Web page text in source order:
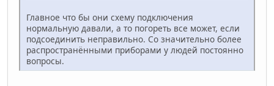
Главное что бы они схему подключения
нормальную давали, а то погореть все может, если
подсоединить неправильно. Со значительно более
распространёнными приборами у людей постоянно
вопросы.